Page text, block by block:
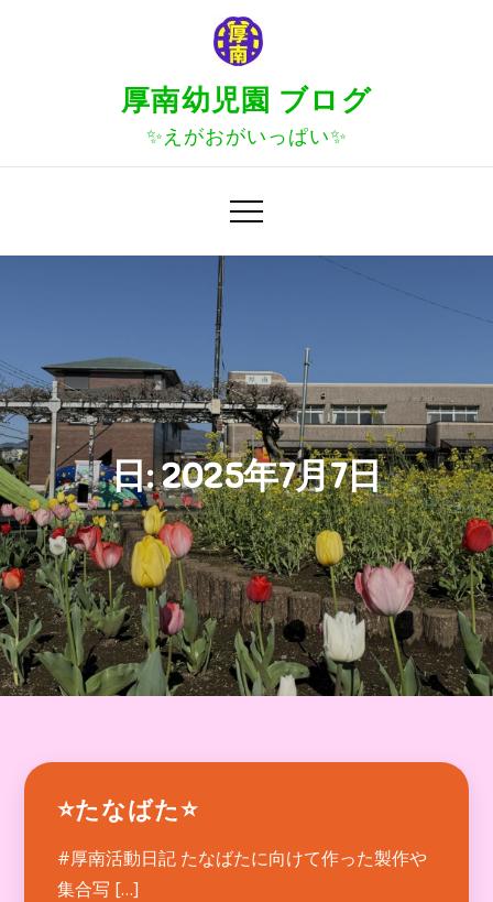
厚南幼児園 ブログ
✨えがおがいっぱい✨
日:2025年7月7日
⭐たなばた⭐
#厚南活動日記 たなばたに向けて作った製作や
集合写 […]